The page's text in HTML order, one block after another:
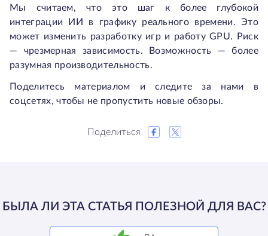
Мы считаем, что это шаг к более глубокой
интеграции ИИ в графику реального времени. Это
может изменить разработку игр и работу GPU. Риск
— чрезмерная зависимость. Возможность — более
разумная производительность.
Поделитесь материалом и следите за нами в
соцсетях, чтобы не пропустить новые обзоры.
Поделиться
БЫЛА ЛИ ЭТА СТАТЬЯ ПОЛЕЗНОЙ ДЛЯ ВАС?